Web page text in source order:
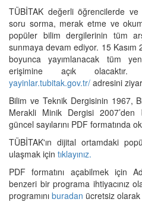
TÜBİTAK değerli öğrencilerde ve
soru sorma, merak etme ve
popüler bilim dergilerinin tüm
sunmaya devam ediyor. 15
boyunca yayımlanacak tüm
erişimine açık olacaktır.
yayinlar.tubitak.gov.tr/ adresini
Bilim ve Teknik Dergisinin 1967,
Merakli Minik Dergisi
güncel sayılarını PDF formatında
TÜBİTAK'ın dijital ortamdaki
ulaşmak için tıklayınız.
PDF formatını açabilmek için
benzeri bir programa ihtiyacınız
programını buradan ücretsiz